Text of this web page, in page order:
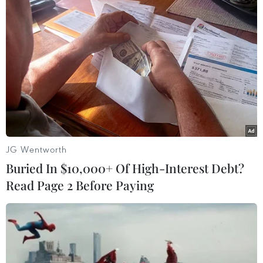
#an ninh xã hội
#chính trị #VietnamPlus
#Vietnam
#Plus
Pháp
Theo dõi VietnamPlus
TIN LIÊN QUAN
JG Wentworth
Buried In $10,000+ Of High-Interest Debt?
Read Page 2 Before Paying